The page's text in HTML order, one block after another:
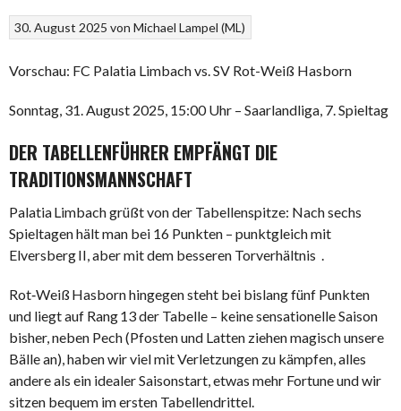
30. August 2025 vonMichael Lampel (ML)
Vorschau: FC Palatia Limbach vs. SV Rot-Weiß Hasborn
Sonntag, 31. August 2025, 15:00 Uhr – Saarlandliga, 7. Spieltag
DER TABELLENFÜHRER EMPFÄNGT DIE
TRADITIONSMANNSCHAFT
Palatia Limbach grüßt von der Tabellenspitze: Nach sechs
Spieltagen hält man bei 16 Punkten – punktgleich mit
Elversberg II, aber mit dem besseren Torverhältnis .
Rot‑Weiß Hasborn hingegen steht bei bislang fünf Punkten
und liegt auf Rang 13 der Tabelle – keine sensationelle Saison
bisher, neben Pech (Pfosten und Latten ziehen magisch unsere
Bälle an), haben wir viel mit Verletzungen zu kämpfen, alles
andere als ein idealer Saisonstart, etwas mehr Fortune und wir
sitzen bequem im ersten Tabellendrittel.